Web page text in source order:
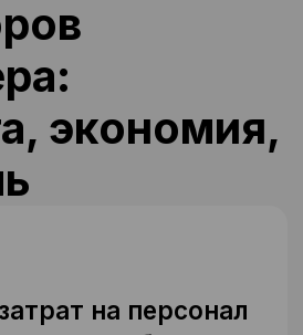
снизить
трудовыми
и
на
и